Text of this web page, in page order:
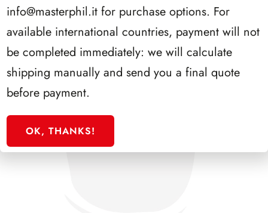
info@masterphil.it for purchase options. For
available international countries, payment will not
be completed immediately: we will calculate
shipping manually and send you a final quote
before payment.
OK, THANKS!